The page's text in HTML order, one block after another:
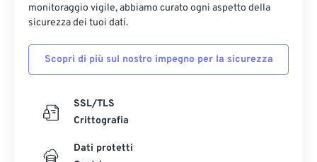
monitoraggio vigile, abbiamo curato ogni aspetto della
sicurezza dei tuoi dati.
Scopri di più sul nostro impegno per la sicurezza
SSL/TLS
Crittografia
Dati protetti